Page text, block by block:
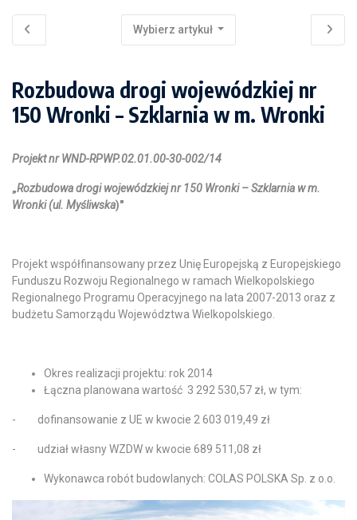
Wybierz artykuł
Rozbudowa drogi wojewódzkiej nr
150 Wronki – Szklarnia w m. Wronki
Projekt nr WND-RPWP.02.01.00-30-002/14
„Rozbudowa drogi wojewódzkiej nr 150 Wronki – Szklarnia w m.
Wronki (ul. Myśliwska)"
Projekt współfinansowany przez Unię Europejską z Europejskiego
Funduszu Rozwoju Regionalnego w ramach Wielkopolskiego
Regionalnego Programu Operacyjnego na lata 2007-2013 oraz z
budżetu Samorządu Województwa Wielkopolskiego.
Okres realizacji projektu: rok 2014
Łączna planowana wartość 3 292 530,57 zł, w tym:
- dofinansowanie z UE w kwocie 2 603 019,49 zł
- udział własny WZDW w kwocie 689 511,08 zł
Wykonawca robót budowlanych: COLAS POLSKA Sp. z o.o.